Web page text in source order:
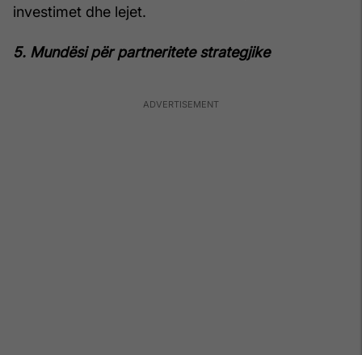
investimet dhe lejet.
5. Mundësi për partneritete strategjike